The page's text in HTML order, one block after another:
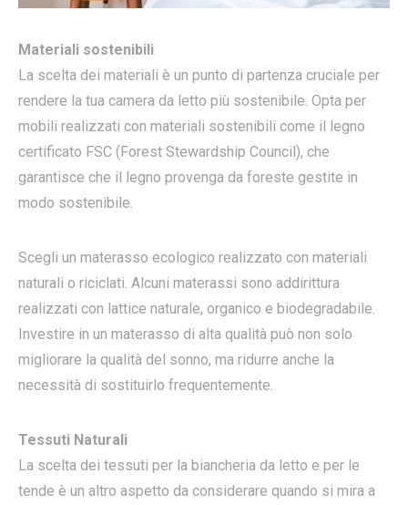
Materiali sostenibili
La scelta dei materiali è un punto di partenza cruciale per
rendere la tua camera da letto più sostenibile. Opta per
mobili realizzati con materiali sostenibili come il legno
certificato FSC (Forest Stewardship Council), che
garantisce che il legno provenga da foreste gestite in
modo sostenibile.
Scegli un materasso ecologico realizzato con materiali
naturali o riciclati. Alcuni materassi sono addirittura
realizzati con lattice naturale, organico e biodegradabile.
Investire in un materasso di alta qualità può non solo
migliorare la qualità del sonno, ma ridurre anche la
necessità di sostituirlo frequentemente.
Tessuti Naturali
La scelta dei tessuti per la biancheria da letto e per le
tende è un altro aspetto da considerare quando si mira a